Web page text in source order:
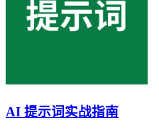
AI 提示词实战指南